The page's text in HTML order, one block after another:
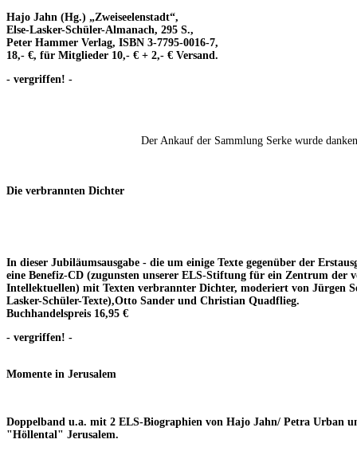
Hajo Jahn (Hg.) „Zweiseelenstadt“,
Else-Lasker-Schüler-Almanach, 295 S.,
Peter Hammer Verlag, ISBN 3-7795-0016-7,
18,- €, für Mitglieder 10,- € + 2,- € Versand.
- vergriffen! -
Der Ankauf der Sammlung Serke wurde
Die verbrannten Dichter
In dieser Jubiläumsausgabe - die um einige Texte gegenüber der
eine Benefiz-CD (zugunsten unserer ELS-Stiftung für ein Zentrum der
Intellektuellen) mit Texten verbrannter Dichter, moderiert von Jürgen
Lasker-Schüler-Texte),Otto Sander und Christian Quadflieg.
Buchhandelspreis 16,95 €
- vergriffen! -
Momente in Jerusalem
Doppelband u.a. mit 2 ELS-Biographien von Hajo Jahn/ Petra Urban
"Höllental" Jerusalem.